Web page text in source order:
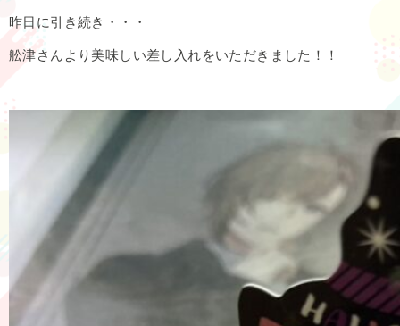
昨日に引き続き・・・
舩津さんより美味しい差し入れをいただきました！！